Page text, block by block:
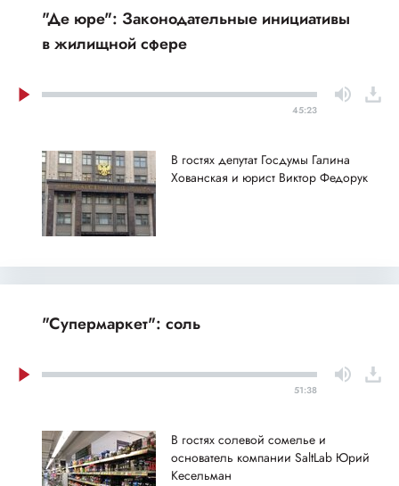
"Де юре": Законодательные инициативы
в жилищной сфере
45:23
В гостях депутат Госдумы Галина
Хованская и юрист Виктор Федорук
"Супермаркет": соль
51:38
В гостях солевой сомелье и
основатель компании SaltLab Юрий
Кесельман